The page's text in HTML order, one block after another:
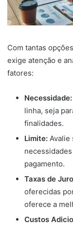
Com tantas
exige atenção e
fatores:
Necessidade:
linha, seja
finalidades.
Limite: Avalie
pagamento.
Taxas de
oferecidas
oferece a
Custos